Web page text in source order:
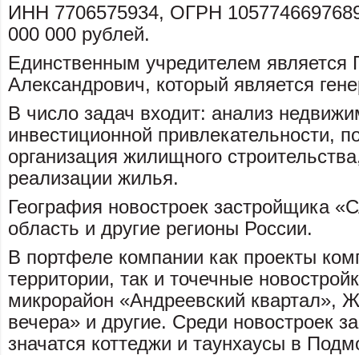
ИНН 7706575934, ОГРН
000 000 рублей.
Единственным учредителем является
Александрович, который является
В число задач входит: анализ
инвестиционной привлекательности,
организация жилищного
реализации жилья.
География новостроек застройщика
область и другие регионы России.
В портфеле компании как проекты
территории, так и точечные
микрорайон «Андреевский квартал»,
вечера» и другие. Среди новостроек
значатся коттеджи и таунхаусы в